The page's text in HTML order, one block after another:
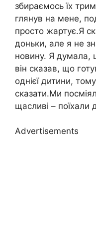
збираємось їх
глянув на мене,
просто жартує.Я
доньки, але я не
новину. Я думала,
він сказав, що
однієї дитини,
сказати.Ми
щасливі – поїхали
Advertisements